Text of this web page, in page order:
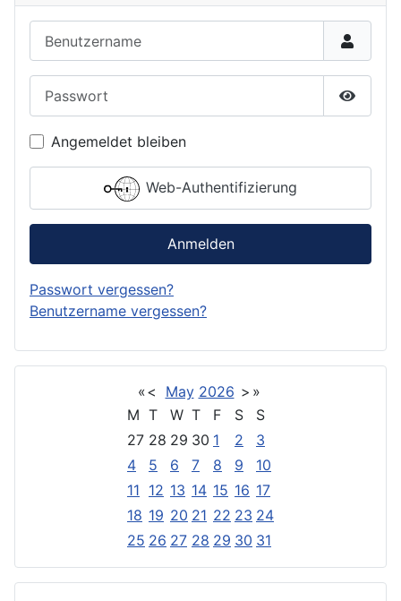
Angemeldet bleiben
Web-Authentifizierung
Anmelden
Passwort vergessen?
Benutzername vergessen?
«< May 2026 > »
M T W T F S
S
27 28 29 30 1 2
3
4
5 6 7 8 9
10
11 12 13 14 15 16 17
18 19 20 21 22 23 24
25 26 27 28 29 30 31